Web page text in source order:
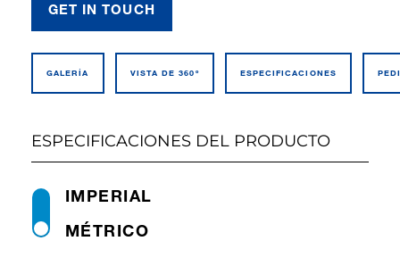
GET IN TOUCH
GALERÍA VISTA DE 360º ESPECIFI­CACIONES
ESPECIFICACIONES DEL PRODUCTO
MÉTRICO
IMPERIAL